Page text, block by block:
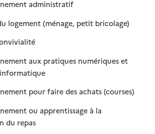
administratif: disponible
: non disponible
logement (ménage, petit bricolage): disponible
: non
: disponible
: non disponible
aux pratiques numériques et
: disponible
: non disponible
pour faire des achats (courses)
:
: non
ou apprentissage à la
du repas
: disponible
: non disponible